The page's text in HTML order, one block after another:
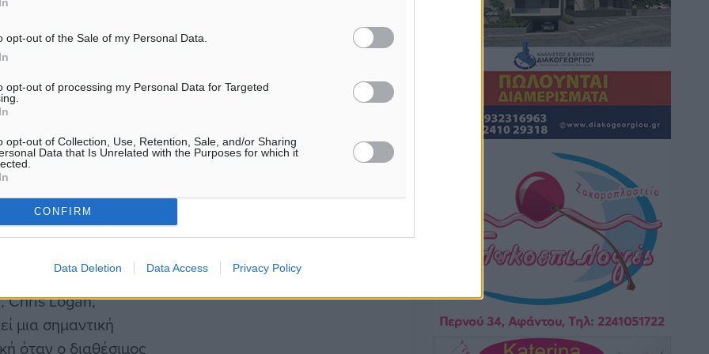
opt-out of the Sale of my Personal Data.
opt-out of processing my Personal Data for Targeted
opt-out of Collection, Use, Retention, Sale, and/or Sharing
Data that Is Unrelated with the Purposes for which it
CONFIRM
Data Deletion Data Access Privacy Policy
μεγαλύτερη
κάνουν κράτηση την
περισσότερο από όσο
αποφασίσουν γρήγορα
επιλογή τους (27%).
ότι θα αισθανόταν
με κάποιον ειδικό
θεωρεί πολύτιμη τη
Chris Logan,
μια σημαντική
όταν ο διαθέσιμος
μονόδρομο στο Μαστιχάρι –
Αναποδογύρισε όχημα με μητέρα και
5χρονο παιδί
Τοπικές Ειδήσεις• πριν 2 ώρες
“Η Ευρώπη αντιμετώπιζε το
προσφυγικό σαν ταινία τρόμου” – Η
συγκλονιστική μαρτυρία της Χαρούλας
Γιασιράνη στον RV για τα γεγονότα που
οδήγησαν στο Σύμφωνο της Λέρου
Τοπικές Ειδήσεις• πριν 2 ώρες
Συναυλία με τον Γιάννη Κότσιρα στις
21 Αυγούστου
Πολιτιστικά
Έκτακτη συνεδρίαση της Δημοτικής
Επιτροπής Ρόδου αύριο Παρασκευή 7